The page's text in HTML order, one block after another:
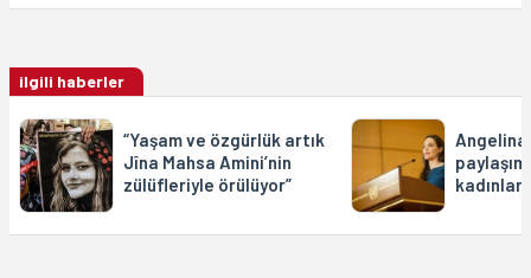
ilgili haberler
“Yaşam ve özgürlük artık
Jîna Mahsa Amini’nin
zülüfleriyle örülüyor”
Angelina